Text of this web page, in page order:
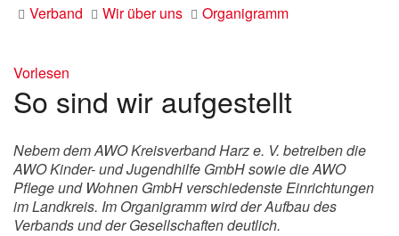
Verband Wir über uns Organigramm
Vorlesen
So sind wir aufgestellt
Nebem dem AWO Kreisverband Harz e. V. betreiben die
AWO Kinder- und Jugendhilfe GmbH sowie die AWO
Pflege und Wohnen GmbH verschiedenste Einrichtungen
im Landkreis. Im Organigramm wird der Aufbau des
Verbands und der Gesellschaften deutlich.